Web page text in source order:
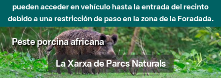
pueden acceder en vehículo hasta la entrada del recinto
debido a una restricción de paso en la zona de la Foradada.
Peste porcina africana
La Xarxa de Parcs Naturals